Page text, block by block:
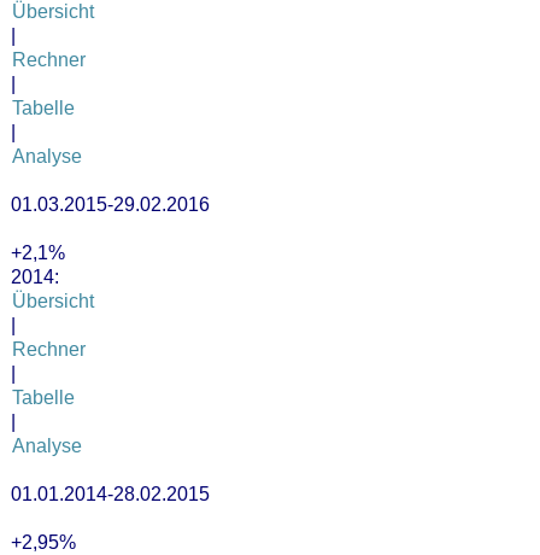
Übersicht
Rechner
Tabelle
Analyse
01.03.2015-29.02.2016
+2,1%
2014:
Übersicht
Rechner
Tabelle
Analyse
01.01.2014-28.02.2015
+2,95%